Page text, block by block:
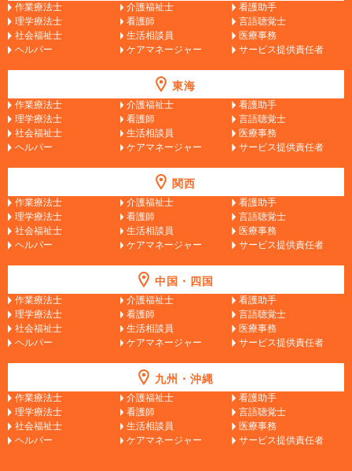
作業療法士 介護福祉士
看護助手
理学療法士
看護師
言語聴覚士
社会福祉士
生活相談員
医療事務
ヘルパー
ケアマネージャー サービス提供責任者
東海
作業療法士 介護福祉士
看護助手
理学療法士
看護師
言語聴覚士
社会福祉士
生活相談員
医療事務
ヘルパー
ケアマネージャー サービス提供責任者
関西
作業療法士 介護福祉士
看護助手
理学療法士
看護師
言語聴覚士
社会福祉士
生活相談員
医療事務
ヘルパー
ケアマネージャー サービス提供責任者
中国・四国
作業療法士 介護福祉士
看護助手
理学療法士
看護師
言語聴覚士
社会福祉士
生活相談員
医療事務
ヘルパー
ケアマネージャー サービス提供責任者
九州・沖縄
作業療法士 介護福祉士
看護助手
理学療法士
看護師
言語聴覚士
社会福祉士
生活相談員
医療事務
ヘルパー
ケアマネージャー サービス提供責任者